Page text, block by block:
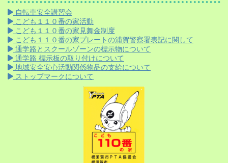
自転車安全講習会
こども１１０番の家活動
こども１１０番の家見舞金制度
こども１１０番の家プレートの浦賀警察署表記に関して
通学路とスクールゾーンの標示物について
通学路 標示板の取り付けについて
地域安全安心活動関係物品の支給について
ストップマークについて